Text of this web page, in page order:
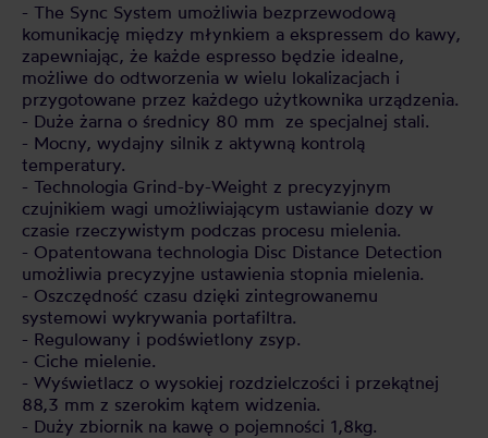
- The Sync System umożliwia bezprzewodową
komunikację między młynkiem a ekspressem do kawy,
zapewniając, że każde espresso będzie idealne,
możliwe do odtworzenia w wielu lokalizacjach i
przygotowane przez każdego użytkownika urządzenia.
- Duże żarna o średnicy 80 mm ze specjalnej stali.
- Mocny, wydajny silnik z aktywną kontrolą
temperatury.
- Technologia Grind-by-Weight z precyzyjnym
czujnikiem wagi umożliwiającym ustawianie dozy w
czasie rzeczywistym podczas procesu mielenia.
- Opatentowana technologia Disc Distance Detection
umożliwia precyzyjne ustawienia stopnia mielenia.
- Oszczędność czasu dzięki zintegrowanemu
systemowi wykrywania portafiltra.
- Regulowany i podświetlony zsyp.
- Ciche mielenie.
- Wyświetlacz o wysokiej rozdzielczości i przekątnej
88,3 mm z szerokim kątem widzenia.
- Duży zbiornik na kawę o pojemności 1,8kg.